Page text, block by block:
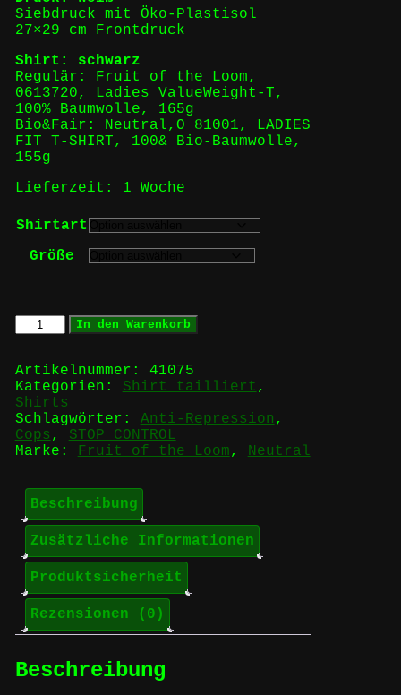
Siebdruck mit Öko-Plastisol
27×29 cm Frontdruck
Shirt: schwarz
Regulär: Fruit of the Loom,
0613720, Ladies ValueWeight-T,
100% Baumwolle, 165g
Bio&Fair: Neutral,O 81001, LADIES
FIT T-SHIRT, 100& Bio-Baumwolle,
155g
Lieferzeit: 1 Woche
Shirtart
Größe
STOP
CONTROL
Girlie
Menge
In den Warenkorb
Artikelnummer: 41075
Kategorien: Shirt tailliert ,
Shirts
Schlagwörter: Anti-Repression ,
Cops , STOP CONTROL
Marke: Fruit of the Loom, Neutral
Beschreibung
Zusätzliche Informationen
Produktsicherheit
Rezensionen (0)
Beschreibung